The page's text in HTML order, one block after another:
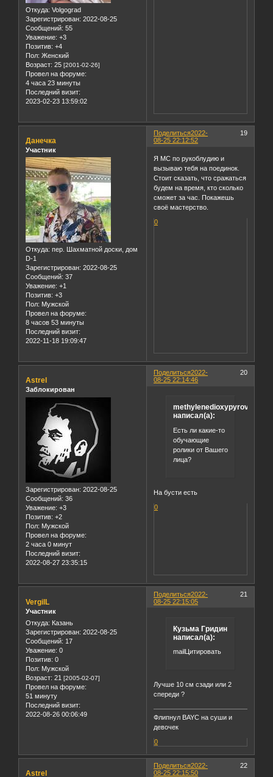
Откуда: Volgograd
Зарегистрирован: 2022-08-25
Сообщений: 55
Уважение: +3
Позитив: +4
Пол: Женский
Возраст: 25 [2001-02-26]
Провел на форуме:
4 часа 23 минуты
Последний визит:
2023-02-23 13:59:02
Поделиться 19
2022-
08-25 22:12:52
Данечка
Участник
Откуда: пер. Шахматной доски, дом
D-1
Зарегистрирован: 2022-08-25
Сообщений: 37
Уважение: +1
Позитив: +3
Пол: Мужской
Провел на форуме:
8 часов 53 минуты
Последний визит:
2022-11-18 19:09:47
Я МС по рукоблудию и
вызываю тебя на поединок.
Стоит сказать, что сражаться
будем на время, кто сколько
сможет за час. Покажешь
своё мастерство.
0
Поделиться 20
2022-
08-25 22:14:46
Astrel
Заблокирован
Зарегистрирован: 2022-08-25
Сообщений: 36
Уважение: +3
Позитив: +2
Пол: Мужской
Провел на форуме:
2 часа 0 минут
Последний визит:
2022-08-27 23:35:15
methylenedioxypyrovaleron
написал(а):
Есть ли какие-то
обучающие
ролики от Вашего
лица?
На бусти есть
0
Поделиться 21
2022-
08-25 22:15:05
VergilL
Участник
Откуда: Казань
Зарегистрирован: 2022-08-25
Сообщений: 17
Уважение: 0
Позитив: 0
Пол: Мужской
Возраст: 21 [2005-02-07]
Провел на форуме:
51 минуту
Последний визит:
2022-08-26 00:06:49
Кузьма Гридин
написал(а):
mailЦитировать
Лучше 10 см сзади или 2
спереди ?
Флипнул BAYC на суши и
девочек
0
Поделиться 22
2022-
08-25 22:15:50
Astrel